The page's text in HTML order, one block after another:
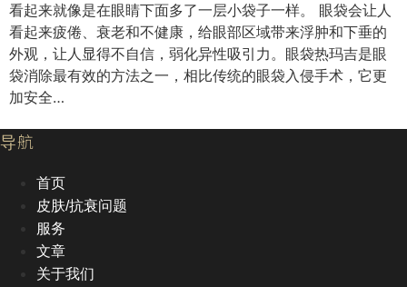
看起来就像是在眼睛下面多了一层小袋子一样。 眼袋会让人
看起来疲倦、衰老和不健康，给眼部区域带来浮肿和下垂的
外观，让人显得不自信，弱化异性吸引力。眼袋热玛吉是眼
袋消除最有效的方法之一，相比传统的眼袋入侵手术，它更
加安全…
导航
首页
皮肤/抗衰问题
服务
文章
关于我们